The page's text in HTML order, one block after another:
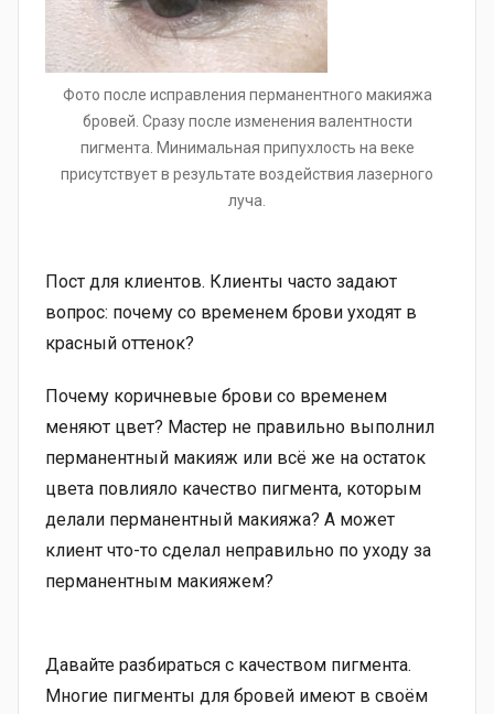
Фото после исправления перманентного макияжа
бровей. Сразу после изменения валентности
пигмента. Минимальная припухлость на веке
присутствует в результате воздействия лазерного
луча.
Пост для клиентов. Клиенты часто задают
вопрос: почему со временем брови уходят в
красный оттенок?
Почему коричневые брови со временем
меняют цвет? Мастер не правильно выполнил
перманентный макияж или всё же на остаток
цвета повлияло качество пигмента, которым
делали перманентный макияжа? А может
клиент что-то сделал неправильно по уходу за
перманентным макияжем?
Давайте разбираться с качеством пигмента.
Многие пигменты для бровей имеют в своём